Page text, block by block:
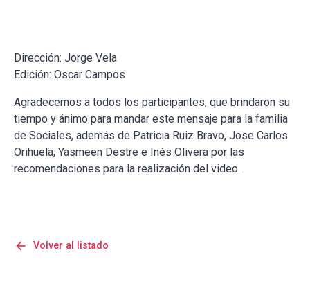
Dirección: Jorge Vela
Edición: Oscar Campos
Agradecemos a todos los participantes, que brindaron su
tiempo y ánimo para mandar este mensaje para la familia
de Sociales, además de Patricia Ruiz Bravo, Jose Carlos
Orihuela, Yasmeen Destre e Inés Olivera por las
recomendaciones para la realización del video.
arrow_back Volver al listado